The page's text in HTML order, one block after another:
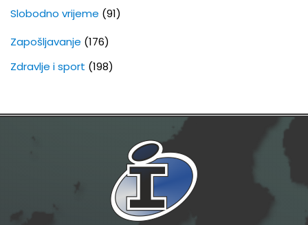
Slobodno vrijeme (91)
Zapošljavanje (176)
Zdravlje i sport (198)